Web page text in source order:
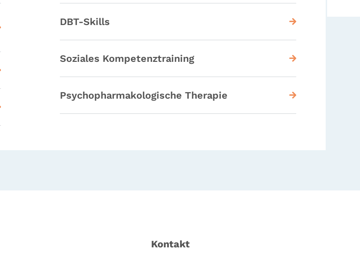
DBT-Skills
Soziales Kompetenztraining
Psychopharmakologische Therapie
Kontakt